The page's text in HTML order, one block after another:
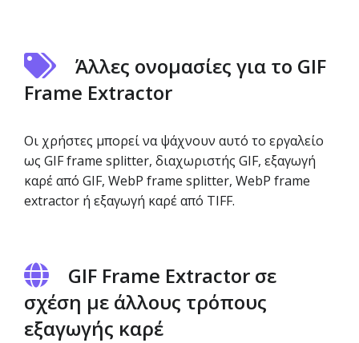
Άλλες ονομασίες για το GIF
Frame Extractor
Οι χρήστες μπορεί να ψάχνουν αυτό το εργαλείο
ως GIF frame splitter, διαχωριστής GIF, εξαγωγή
καρέ από GIF, WebP frame splitter, WebP frame
extractor ή εξαγωγή καρέ από TIFF.
GIF Frame Extractor σε
σχέση με άλλους τρόπους
εξαγωγής καρέ